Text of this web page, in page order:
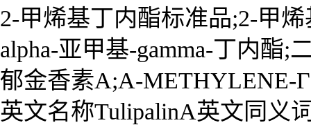
2-甲烯基丁内酯标准品;2-甲
alpha-亚甲基-gamma-丁内酯;
郁金香素A;Α-METHYLENE-
英文名称TulipalinA英文同义